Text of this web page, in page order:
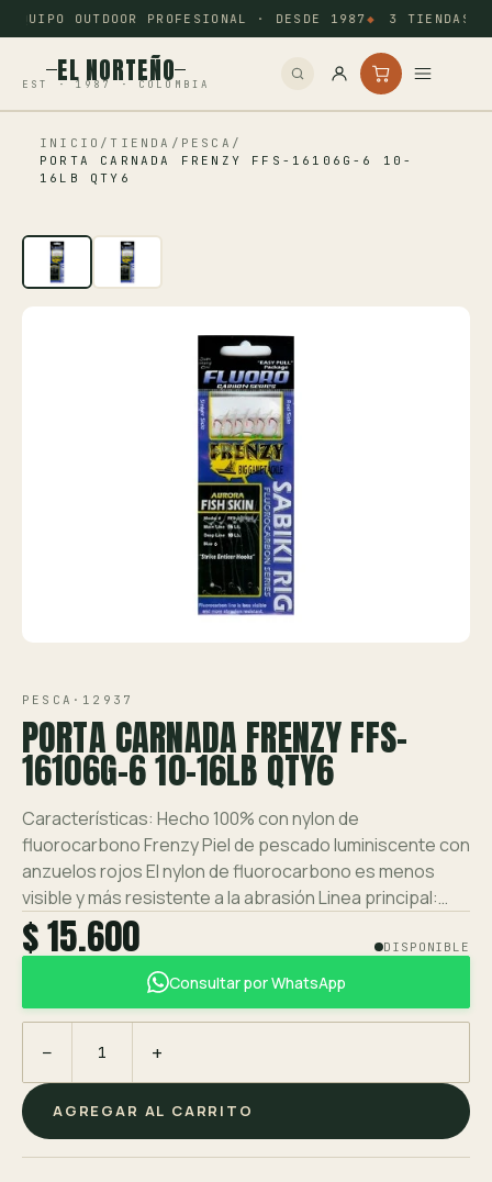
EQUIPO OUTDOOR PROFESIONAL · DESDE 1987 3 TIENDAS:
EL NORTEÑO
EST · 1987 · COLOMBIA
Inicio
Camping
Tiro Deportivo
INICIO / TIENDA / PESCA /
PORTA CARNADA FRENZY FFS-16106G-6 10-
16LB QTY6
PESCA · 12937
PORTA CARNADA FRENZY FFS-
16106G-6 10-16LB QTY6
Características: Hecho 100% con nylon de
fluorocarbono Frenzy Piel de pescado luminiscente con
anzuelos rojos El nylon de fluorocarbono es menos
visible y más resistente a la abrasión Linea principal:…
$ 15.600 DISPONIBLE
Consultar por WhatsApp
− +
AGREGAR AL CARRITO